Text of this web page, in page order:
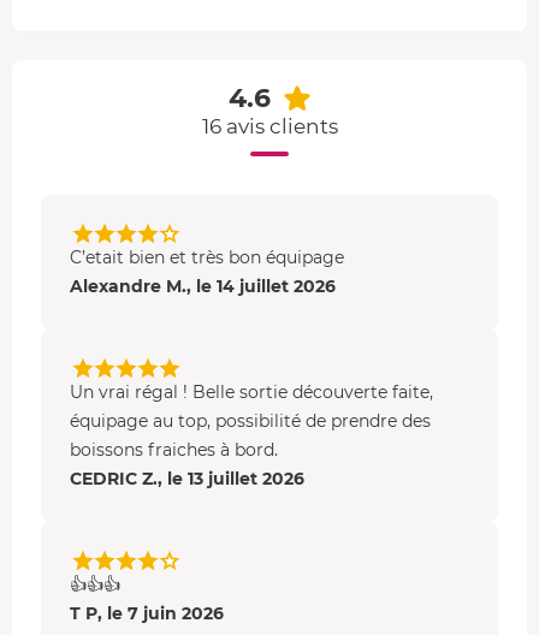
et terminez par lacalanque de Devenson
3h15 de balade en bateau - 13 calanques
Marseille: calanque de l'
. À tribord, vous observez les
calanques et à bâbord, vous verrez les
4.6
16 avis clients
C’etait bien et très bon équipage
Alexandre M., le 14 juillet 2026
Un vrai régal ! Belle sortie découverte faite,
équipage au top, possibilité de prendre des
boissons fraiches à bord.
CEDRIC Z., le 13 juillet 2026
👍👍👍
T P, le 7 juin 2026